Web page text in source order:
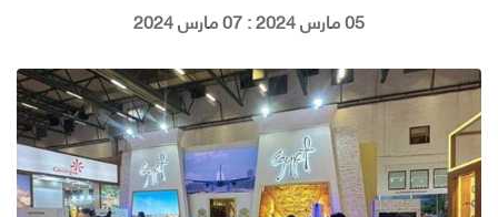
05 مارس 2024 : 07 مارس 2024